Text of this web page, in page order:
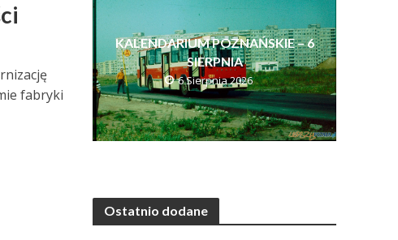
fabryki
KALENDARIUM POZNAŃSKIE – 6
SIERPNIA
6 Sierpnia 2026
Ostatnio dodane